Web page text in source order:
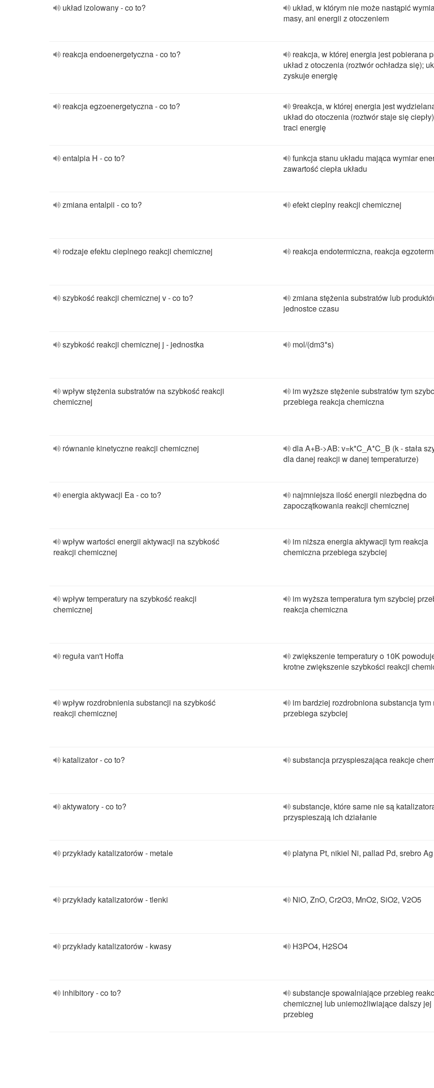
układ izolowany - co to?
układ, w którym nie może nastąpić
masy, ani energii z otoczeniem
reakcja endoenergetyczna - co to?
reakcja, w której energia jest pobierana
układ z otoczenia (roztwór ochładza się);
zyskuje energię
reakcja egzoenergetyczna - co to?
9reakcja, w której energia jest
układ do otoczenia (roztwór staje się
traci energię
entalpia H - co to?
funkcja stanu układu mająca wymiar
zawartość ciepła układu
zmiana entalpii - co to? efekt cieplny reakcji chemicznej
rodzaje efektu cieplnego reakcji chemicznej reakcja endotermiczna, reakcja
szybkość reakcji chemicznej v - co to?
zmiana stężenia substratów lub
jednostce czasu
szybkość reakcji chemicznej j - jednostka mol/(dm3*s)
wpływ stężenia substratów na szybkość reakcji
chemicznej
im wyższe stężenie substratów tym
przebiega reakcja chemiczna
równanie kinetyczne reakcji chemicznej
dla A+B->AB: v=k*C_A*C_B (k - stała
dla danej reakcji w danej temperaturze)
energia aktywacji Ea - co to?
najmniejsza ilość energii niezbędna do
zapoczątkowania reakcji chemicznej
wpływ wartości energii aktywacji na szybkość
reakcji chemicznej
im niższa energia aktywacji tym reakcja
chemiczna przebiega szybciej
wpływ temperatury na szybkość reakcji
chemicznej
im wyższa temperatura tym szybciej
reakcja chemiczna
reguła van't Hoffa
zwiększenie temperatury o 10K
krotne zwiększenie szybkości reakcji
wpływ rozdrobnienia substancji na szybkość
reakcji chemicznej
im bardziej rozdrobniona substancja tym
przebiega szybciej
katalizator - co to? substancja przyspieszająca reakcje
aktywatory - co to?
substancje, które same nie są
przyspieszają ich działanie
przykłady katalizatorów - metale platyna Pt, nikiel Ni, pallad Pd, srebro Ag
przykłady katalizatorów - tlenki NiO, ZnO, Cr2O3, MnO2, SiO2, V2O5
przykłady katalizatorów - kwasy H3PO4, H2SO4
inhibitory - co to?
substancje spowalniające przebieg
chemicznej lub uniemożliwiające dalszy jej
przebieg